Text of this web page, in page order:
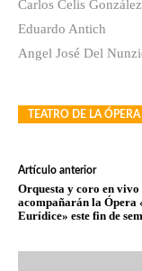
Carlos Celis González
Eduardo Antich
Angel José Del
TEATRO DE LA
Artículo anterior
Orquesta y coro en vivo
acompañarán la Ópera
Eurídice» este fin de